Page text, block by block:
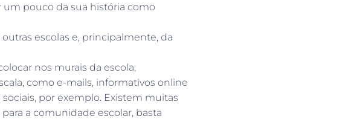
um pouco da sua história como
escolas e, principalmente, da
nos murais da escola;
como e-mails, informativos online
por exemplo. Existem muitas
a comunidade escolar, basta